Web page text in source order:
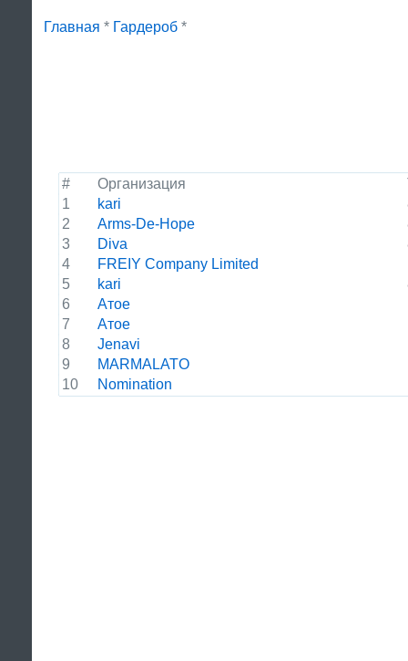
Главная * Гардероб *
# Организация
1
kari
2
Arms-De-Hope
3
Diva
4
FREIY Company Limited
5
kari
6
Атое
7
Атое
8
Jenavi
9
MARMALATO
10
Nomination